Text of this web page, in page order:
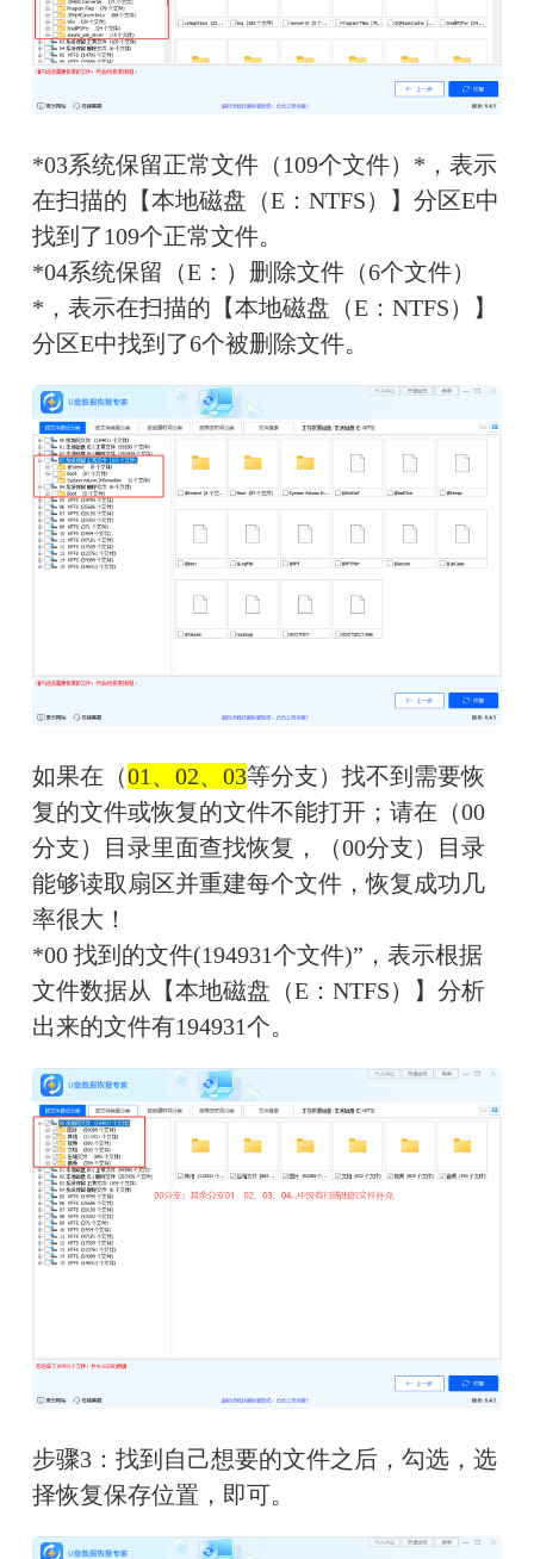
*03系统保留正常文件（109个文件）*，表示
在扫描的【本地磁盘（E：NTFS）】分区E中
找到了109个正常文件。
*04系统保留（E：）删除文件（6个文件）
*，表示在扫描的【本地磁盘（E：NTFS）】
分区E中找到了6个被删除文件。
如果在（01、02、03等分支）找不到需要恢
复的文件或恢复的文件不能打开；请在（00
分支）目录里面查找恢复，（00分支）目录
能够读取扇区并重建每个文件，恢复成功几
率很大！
*00 找到的文件(194931个文件)”，表示根据
文件数据从【本地磁盘（E：NTFS）】分析
出来的文件有194931个。
步骤3：找到自己想要的文件之后，勾选，选
择恢复保存位置，即可。